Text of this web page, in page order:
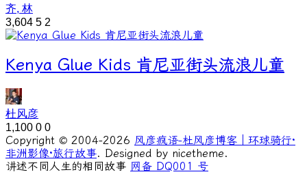
齐, 林
3,604 5 2
Kenya Glue Kids 肯尼亚街头流浪儿童
杜风彦
1,100 0 0
Copyright © 2004-2026 风彦疯语-杜风彦博客｜环球骑行·
非洲影像·旅行故事. Designed by nicetheme.
讲述不同人生的相同故事 网备 DQ001 号